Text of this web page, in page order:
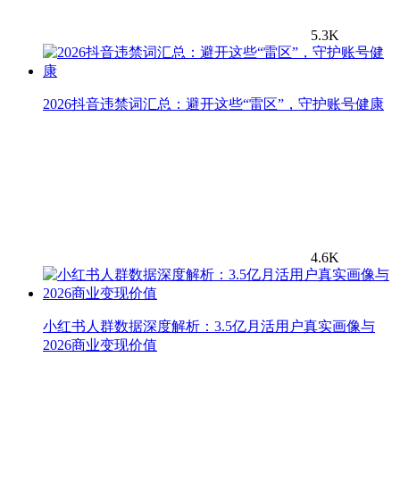
5.3K
2026抖音违禁词汇总：避开这些“雷区”，守护账号健康
4.6K
小红书人群数据深度解析：3.5亿月活用户真实画像与
2026商业变现价值